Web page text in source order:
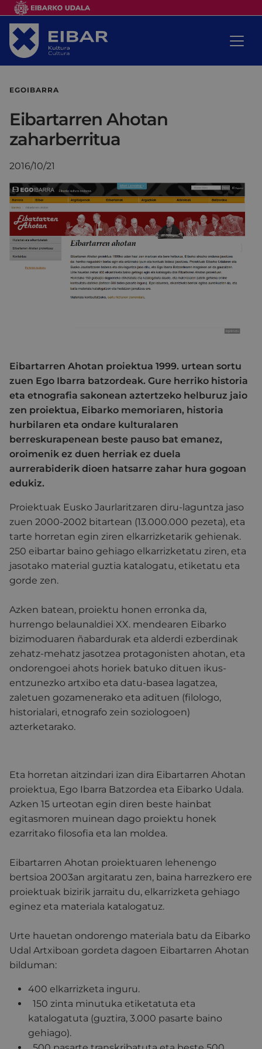
EGOIBARRA
Eibartarren Ahotan
zaharberritua
2016/10/21
Eibartarren Ahotan proiektua 1999. urtean sortu
zuen Ego Ibarra batzordeak. Gure herriko historia
eta etnografia sakonean aztertzeko helburuz jaio
zen proiektua, Eibarko memoriaren, historia
hurbilaren eta ondare kulturalaren
berreskurapenean beste pauso bat emanez,
oroimenik ez duen herriak ez duela
aurrerabiderik dioen hatsarre zahar hura gogoan
edukiz.
Proiektuak Eusko Jaurlaritzaren diru-laguntza jaso
zuen 2000-2002 bitartean (13.000.000 pezeta), eta
tarte horretan egin ziren elkarrizketarik gehienak.
250 eibartar baino gehiago elkarrizketatu ziren, eta
jasotako material guztia katalogatu, etiketatu eta
gorde zen.
Azken batean, proiektu honen erronka da,
hurrengo belaunaldiei XX. mendearen Eibarko
bizimoduaren ñabardurak eta alderdi ezberdinak
zehatz-mehatz jasotzea protagonisten ahotan, eta
ondorengoei ahots horiek batuko dituen ikus-
entzunezko artxibo eta datu-basea lagatzea,
zaletuen gozamenerako eta adituen (filologo,
historialari, etnografo zein soziologoen)
azterketarako.
Eta horretan aitzindari izan dira Eibartarren Ahotan
proiektua, Ego Ibarra Batzordea eta Eibarko Udala.
Azken 15 urteotan egin diren beste hainbat
egitasmoren muinean dago proiektu honek
ezarritako filosofia eta lan moldea.
Eibartarren Ahotan proiektuaren lehenengo
bertsioa 2003an argitaratu zen, baina harrezkero ere
proiektuak bizirik jarraitu du, elkarrizketa gehiago
eginez eta materiala katalogatuz.
Urte hauetan ondorengo materiala batu da Eibarko
Udal Artxiboan gordeta dagoen Eibartarren Ahotan
bilduman:
400 elkarrizketa inguru.
150 zinta minutuka etiketatuta eta
katalogatuta (guztira, 3.000 pasarte baino
gehiago).